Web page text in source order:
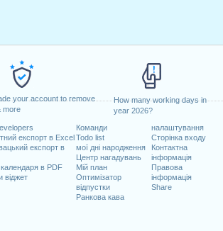
your account to remove
more
How many working days in
year 2026?
експорт в Excel
експорт в
в PDF
віджет
Команди
Todo list
мої дні народження
Центр нагадувань
Мій план
Оптимізатор
відпустки
Ранкова кава
налаштування
Сторінка входу
Контактна
інформація
Правова
інформація
Share